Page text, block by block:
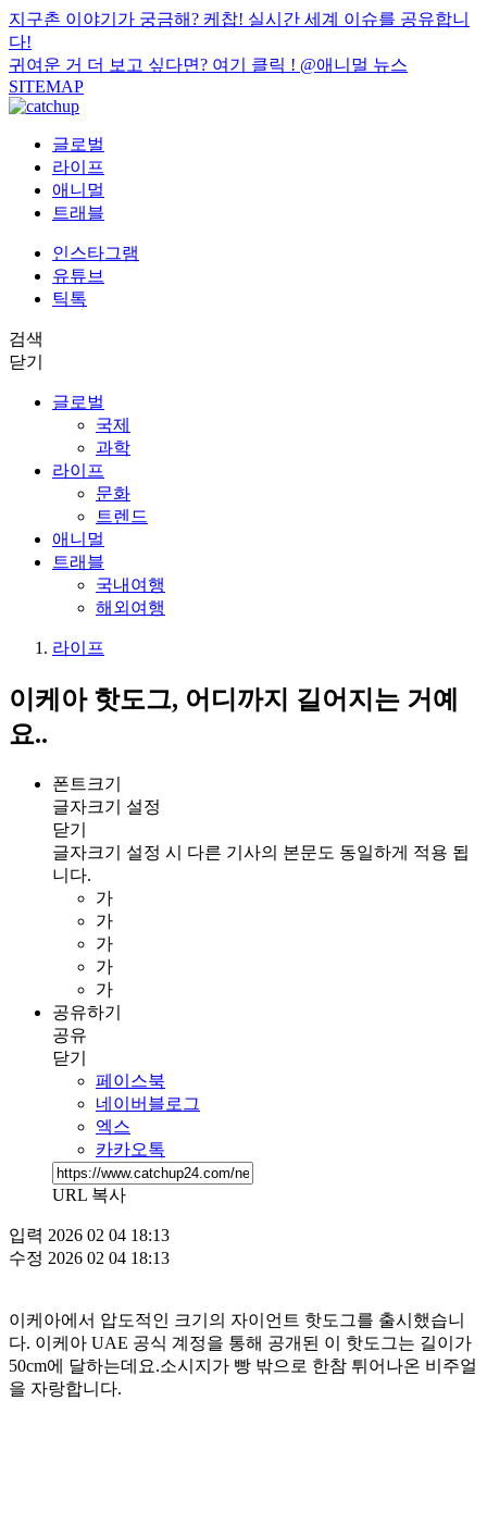
지구촌 이야기가 궁금해? 케찹! 실시간 세계 이슈를 공유합니
다!
귀여운 거 더 보고 싶다면? 여기 클릭 ! @애니멀 뉴스
SITEMAP
글로벌
라이프
애니멀
트래블
인스타그램
유튜브
틱톡
검색
닫기
글로벌
국제
과학
라이프
문화
트렌드
애니멀
트래블
국내여행
해외여행
라이프
이케아 핫도그, 어디까지 길어지는 거예
요..
폰트크기
글자크기 설정
닫기
글자크기 설정 시 다른 기사의 본문도 동일하게 적용 됩
니다.
가
가
가
가
가
공유하기
공유
닫기
페이스북
네이버블로그
엑스
카카오톡
URL 복사
입력 2026 02 04 18:13
수정 2026 02 04 18:13
이케아에서 압도적인 크기의 자이언트 핫도그를 출시했습니
다. 이케아 UAE 공식 계정을 통해 공개된 이 핫도그는 길이가
50cm에 달하는데요.소시지가 빵 밖으로 한참 튀어나온 비주얼
을 자랑합니다.